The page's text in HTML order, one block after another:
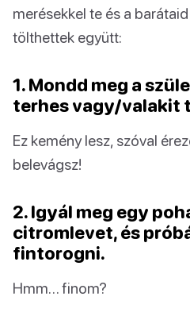
merésekkel te és a
tölthettek együtt:
1. Mondd meg a
terhes vagy/valakit
Ez kemény lesz, szóval
belevágsz!
2. Igyál meg egy
citromlevet, és
fintorogni.
Hmm… finom?